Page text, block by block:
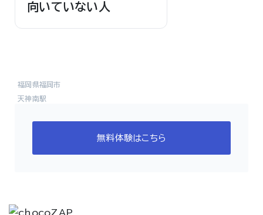
向いていない人
福岡県福岡市
天神南駅
無料体験はこちら